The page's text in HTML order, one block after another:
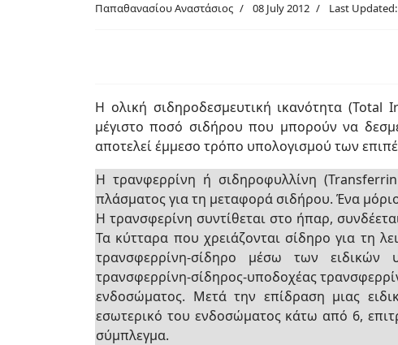
Παπαθανασίου Αναστάσιος 08 July 2012 Last
Η ολική σιδηροδεσμευτική ικανότητα (Total
μέγιστο ποσό σιδήρου που μπορούν να
αποτελεί έμμεσο τρόπο υπολογισμού των
Η τρανφερρίνη ή σιδηροφυλλίνη
πλάσματος για τη μεταφορά σιδήρου. Ένα
Η τρανσφερίνη συντίθεται στο ήπαρ,
Τα κύτταρα που χρειάζονται σίδηρο για τη
τρανσφερρίνη-σίδηρο μέσω των ειδικών
τρανσφερρίνη-σίδηρος-υποδοχέας
ενδοσώματος. Μετά την επίδραση μιας
εσωτερικό του ενδοσώματος κάτω από 6,
σύμπλεγμα.